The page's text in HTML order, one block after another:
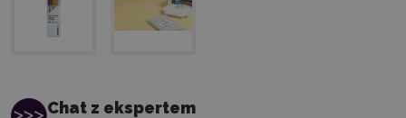
Chat z ekspertem